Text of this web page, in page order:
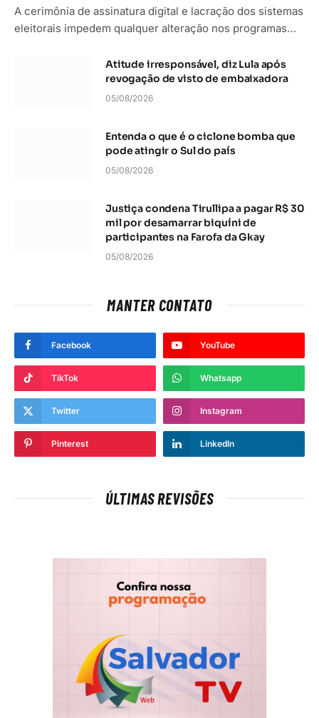
A cerimônia de assinatura digital e lacração dos sistemas
eleitorais impedem qualquer alteração nos programas…
Atitude irresponsável, diz Lula após
revogação de visto de embaixadora
05/08/2026
Entenda o que é o ciclone bomba que
pode atingir o Sul do país
05/08/2026
Justiça condena Tirullipa a pagar R$ 30
mil por desamarrar biquíni de
participantes na Farofa da Gkay
05/08/2026
MANTER CONTATO
Facebook YouTube
TikTok Whatsapp
Twitter Instagram
Pinterest LinkedIn
ÚLTIMAS REVISÕES